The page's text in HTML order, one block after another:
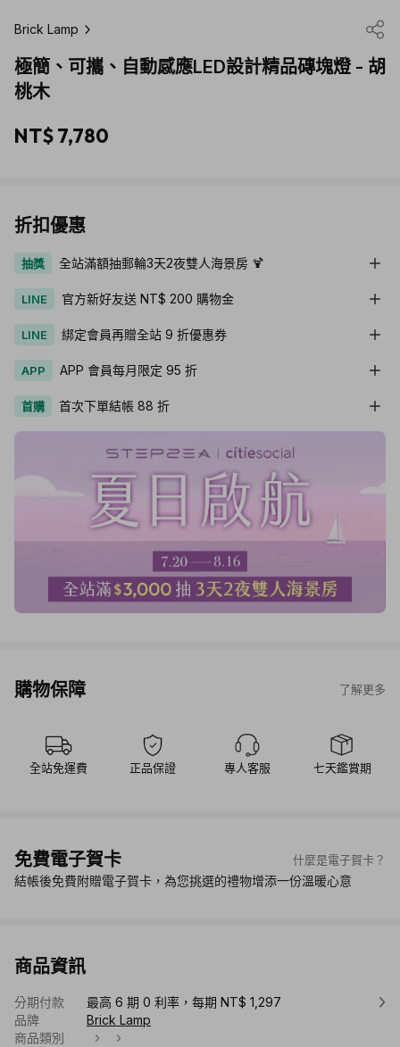
Brick Lamp
極簡、可攜、自動感應LED設計精品磚塊燈 - 胡
桃木
NT$ 7,780
折扣優惠
抽獎 全站滿額抽郵輪3天2夜雙人海景房 🍹
LINE 官方新好友送 NT$ 200 購物金
LINE 綁定會員再贈全站 9 折優惠券
APP APP 會員每月限定 95 折
首購 首次下單結帳 88 折
購物保障 了解更多
全站免運費 正品保證 專人客服 七天鑑賞期
免費電子賀卡 什麼是電子賀卡？
結帳後免費附贈電子賀卡，為您挑選的禮物增添一份溫暖心意
商品資訊
分期付款
最高 6 期 0 利率，每期 NT$ 1,297
品牌
Brick Lamp
商品類別